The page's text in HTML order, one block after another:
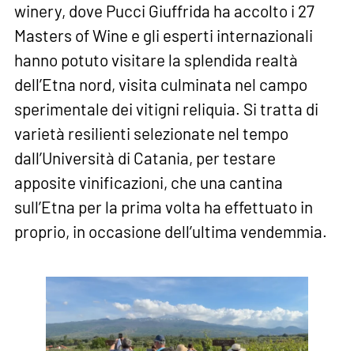
winery, dove Pucci Giuffrida ha accolto i 27
Masters of Wine e gli esperti internazionali
hanno potuto visitare la splendida realtà
dell’Etna nord, visita culminata nel campo
sperimentale dei vitigni reliquia. Si tratta di
varietà resilienti selezionate nel tempo
dall’Università di Catania, per testare
apposite vinificazioni, che una cantina
sull’Etna per la prima volta ha effettuato in
proprio, in occasione dell’ultima vendemmia.